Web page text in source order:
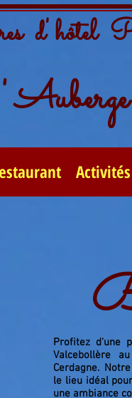
d' hôtel
Activités
Profitez d'une
Valcebollère
Cerdagne.
le lieu idéal
une ambiance